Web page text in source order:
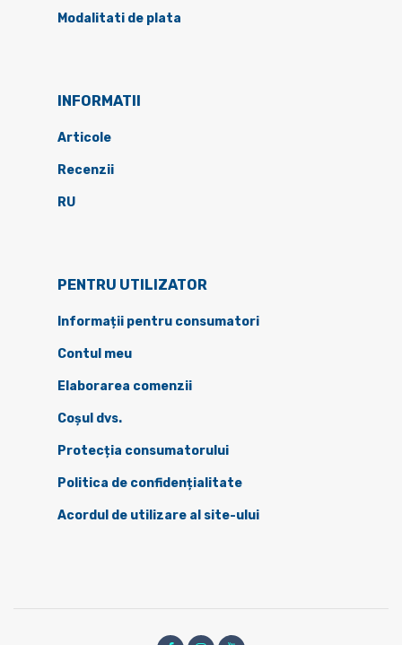
Modalitati de plata
INFORMATII
Articole
Recenzii
RU
PENTRU UTILIZATOR
Informații pentru consumatori
Contul meu
Elaborarea comenzii
Coșul dvs.
Protecția consumatorului
Politica de confidențialitate
Acordul de utilizare al site-ului